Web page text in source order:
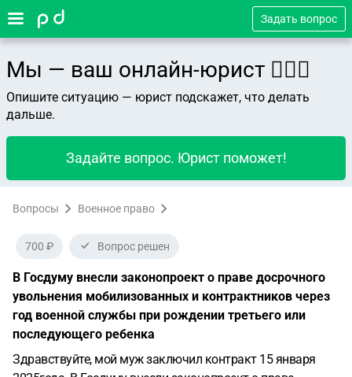
Задать вопрос
Мы — ваш онлайн-юрист 👨🏻‍⚖️
Опишите ситуацию — юрист подскажет, что делать
дальше.
Задайте вопрос. Юрист поможет!
Вопросы Военное право
700 ₽ Вопрос решен
В Госдуму внесли законопроект о праве досрочного
увольнения мобилизованных и контрактников через
год военной службы при рождении третьего или
последующего ребенка
Здравствуйте, мой муж заключил контракт 15 января